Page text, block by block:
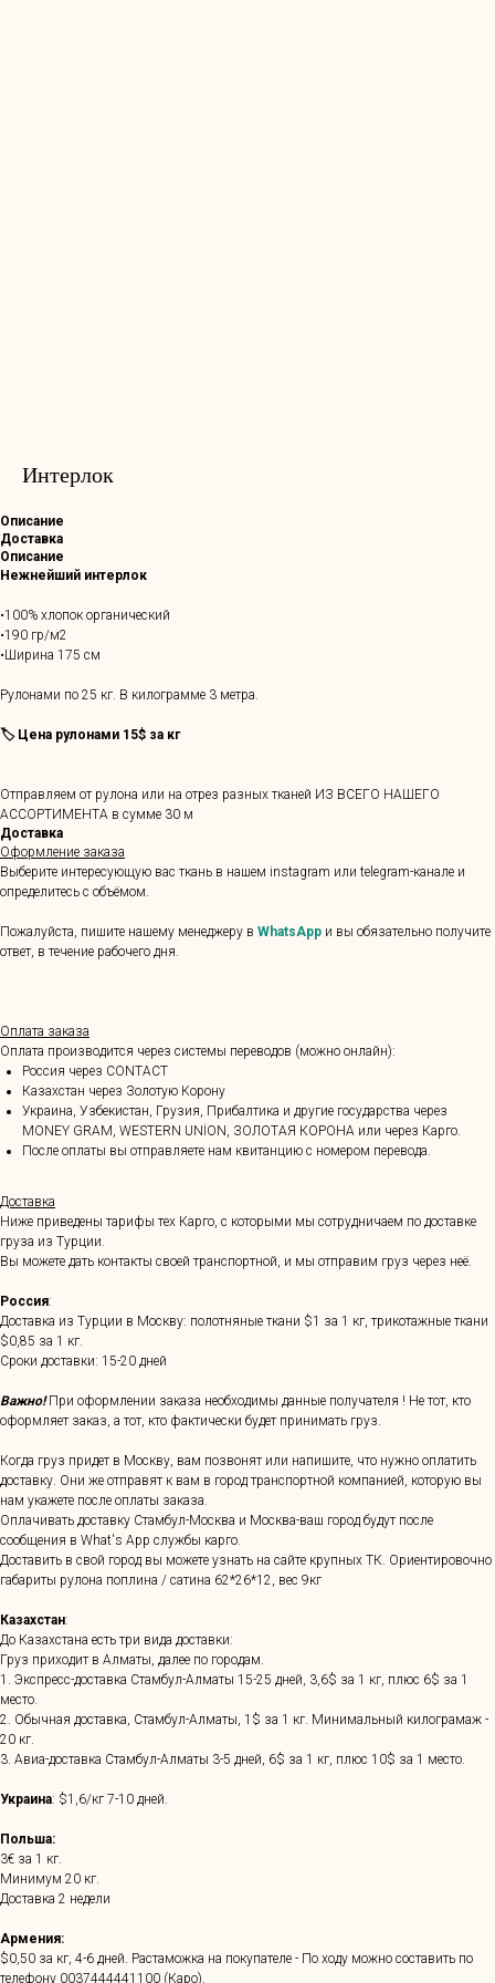
Интерлок
Описание
Доставка
Описание
Нежнейший интерлок
•100% хлопок органический
•190 гр/м2
•Ширина 175 см
Рулонами по 25 кг. В килограмме 3 метра.
🏷️ Цена рулонами 15$ за кг
Отправляем от рулона или на отрез разных тканей ИЗ ВСЕГО НАШЕГО
АССОРТИМЕНТА в сумме 30 м
Доставка
Оформление заказа
Выберите интересующую вас ткань в нашем instagram или telegram-канале и
определитесь с объёмом.
Пожалуйста, пишите нашему менеджеру в WhatsApp и вы обязательно получите
ответ, в течение рабочего дня.
Оплата заказа
Оплата производится через системы переводов (можно онлайн):
Россия через CONTACT
Казахстан через Золотую Корону
Украина, Узбекистан, Грузия, Прибалтика и другие государства через
MONEY GRAM, WESTERN UNİON, ЗОЛОТАЯ КОРОНА или через Карго.
После оплаты вы отправляете нам квитанцию с номером перевода.
Доставка
Ниже приведены тарифы тех Карго, с которыми мы сотрудничаем по доставке
груза из Турции.
Вы можете дать контакты своей транспортной, и мы отправим груз через неё.
Россия:
Доставка из Турции в Москву: полотняные ткани $1 за 1 кг, трикотажные ткани
$0,85 за 1 кг.
Сроки доставки: 15-20 дней
Важно!При оформлении заказа необходимы данные получателя ! Не тот, кто
оформляет заказ, а тот, кто фактически будет принимать груз.
Когда груз придет в Москву, вам позвонят или напишите, что нужно оплатить
доставку. Они же отправят к вам в город транспортной компанией, которую вы
нам укажете после оплаты заказа.
Оплачивать доставку Стамбул-Москва и Москва-ваш город будут после
сообщения в What's App службы карго.
Доставить в свой город вы можете узнать на сайте крупных ТК. Ориентировочно
габариты рулона поплина / сатина 62*26*12, вес 9кг
Казахстан:
До Казахстана есть три вида доставки:
Груз приходит в Алматы, далее по городам.
1. Экспресс-доставка Стамбул-Алматы 15-25 дней, 3,6$ за 1 кг, плюс 6$ за 1
место.
2. Обычная доставка, Стамбул-Алматы, 1$ за 1 кг. Минимальный килограмаж -
20 кг.
3. Авиа-доставка Стамбул-Алматы 3-5 дней, 6$ за 1 кг, плюс 10$ за 1 место.
Украина: $1,6/кг 7-10 дней.
Польша:
3€ за 1 кг.
Минимум 20 кг.
Доставка 2 недели
Армения:
$0,50 за кг, 4-6 дней. Растаможка на покупателе - По ходу можно составить по
телефону 0037444441100 (Каро).